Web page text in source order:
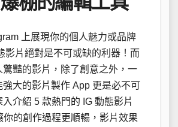
上展現你的個人魅力或品牌
影片絕對是不可或缺的利器！而
驚豔的影片，除了創意之外，一
強大的影片製作 App 更是必不可
介紹 5 款熱門的 IG 動態影片
你的創作過程更順暢，影片效果